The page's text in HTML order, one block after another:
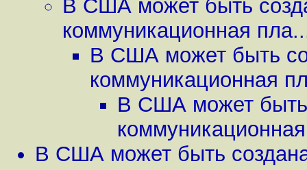
В США может быть
коммуникационная
В США может быть
коммуникационная
В США может быть
В США может быть